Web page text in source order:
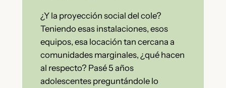
¿Y la proyección social del cole?
Teniendo esas instalaciones, esos
equipos, esa locación tan cercana a
comunidades marginales, ¿qué hacen
al respecto? Pasé 5 años
adolescentes preguntándole lo